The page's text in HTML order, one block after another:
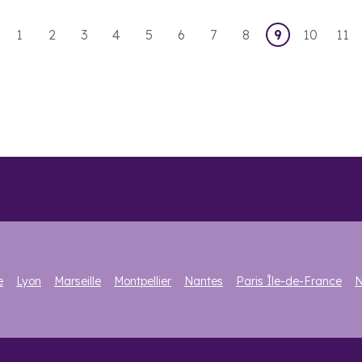
1 2 3 4 5 6 7 8 9 10 11
Lyon Marseille Montpellier Nantes Paris Île-de-France